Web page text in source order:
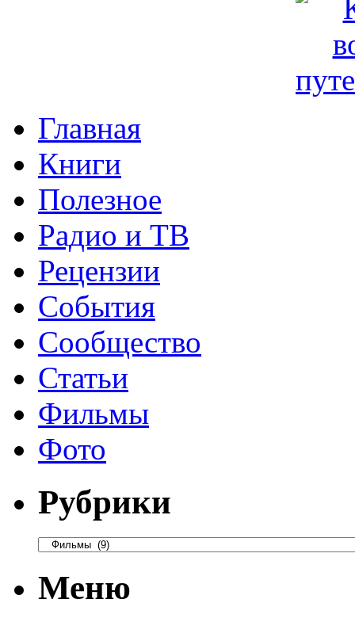
Главная
Книги
Полезное
Радио и ТВ
Рецензии
События
Сообщество
Статьи
Фильмы
Фото
Рубрики
Меню